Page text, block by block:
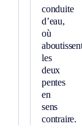
conduite
d’eau,
où
les
deux
pentes
en
sens
contraire.